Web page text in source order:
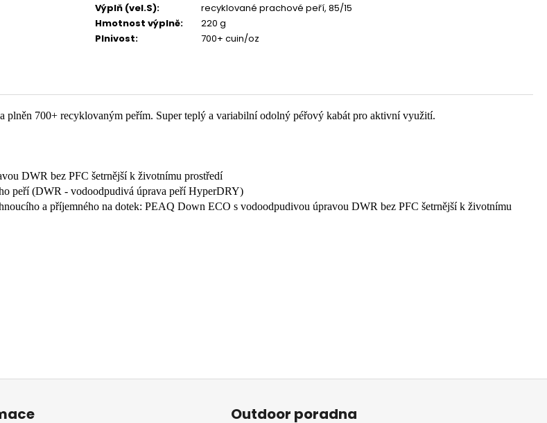
Výplň (vel.S):
recyklované prachové peří, 85/15
Hmotnost výplně:
220 g
Plnivost: 700+ cuin/oz
700+ recyklovaným peřím. Super teplý a variabilní odolný péřový kabát pro aktivní využití.
DWR bez PFC šetrnější k životnímu prostředí
peří (DWR - vodoodpudivá úprava peří HyperDRY)
a příjemného na dotek: PEAQ Down ECO s vodoodpudivou úpravou DWR bez PFC šetrnější k životnímu
Outdoor poradna